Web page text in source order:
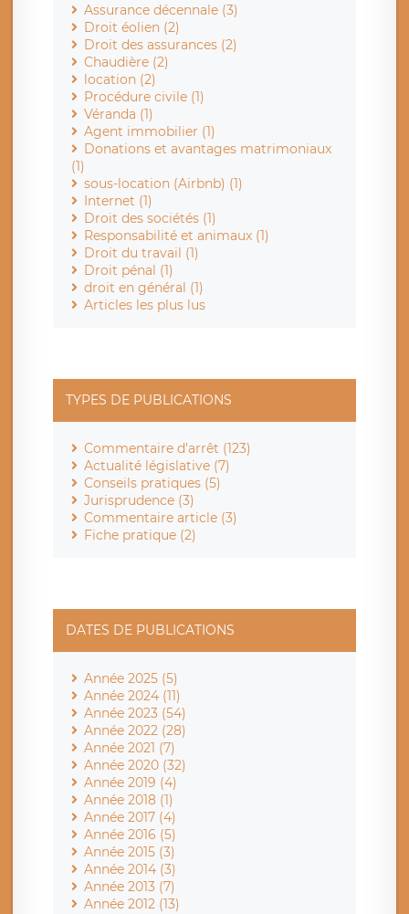
Assurance décennale (3)
Droit éolien (2)
Droit des assurances (2)
Chaudière (2)
location (2)
Procédure civile (1)
Véranda (1)
Agent immobilier (1)
Donations et avantages matrimoniaux
(1)
sous-location (Airbnb) (1)
Internet (1)
Droit des sociétés (1)
Responsabilité et animaux (1)
Droit du travail (1)
Droit pénal (1)
droit en général (1)
Articles les plus lus
TYPES DE PUBLICATIONS
Commentaire d'arrêt (123)
Actualité législative (7)
Conseils pratiques (5)
Jurisprudence (3)
Commentaire article (3)
Fiche pratique (2)
DATES DE PUBLICATIONS
Année 2025 (5)
Année 2024 (11)
Année 2023 (54)
Année 2022 (28)
Année 2021 (7)
Année 2020 (32)
Année 2019 (4)
Année 2018 (1)
Année 2017 (4)
Année 2016 (5)
Année 2015 (3)
Année 2014 (3)
Année 2013 (7)
Année 2012 (13)